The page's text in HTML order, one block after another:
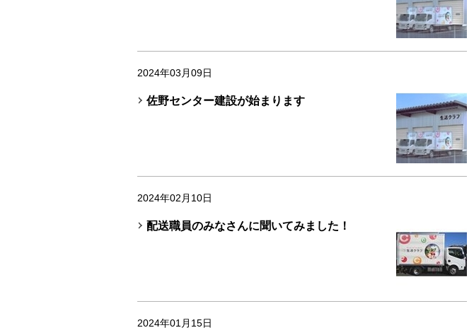
2024年03月09日
佐野センター建設が始まります
2024年02月10日
配送職員のみなさんに聞いてみました！
2024年01月15日